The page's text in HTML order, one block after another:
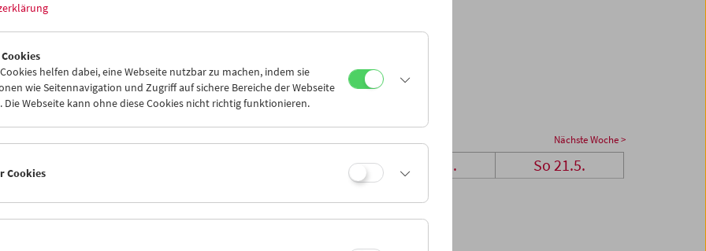
24 25
07
Nächste Woche >
Mi 17.5. Sa 20.5. So 21.5.
helfen dabei, eine Webseite nutzbar zu machen, indem sie
wie Seitennavigation und Zugriff auf sichere Bereiche der Webseite
Die Webseite kann ohne diese Cookies nicht richtig funktionieren.
Cookies